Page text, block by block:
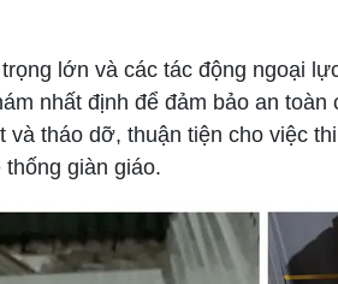
lớn và các tác động ngoại
nhất định để đảm bảo an
và tháo dỡ, thuận tiện cho việc
giàn giáo.